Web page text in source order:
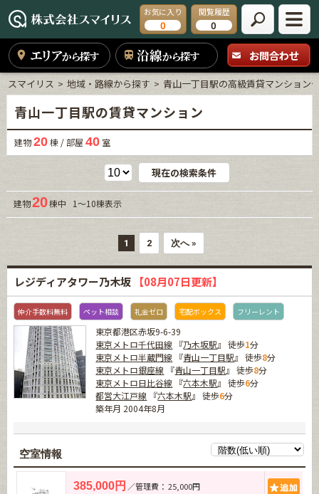
お気に入り
0
閲覧履歴
0
エリアから探す 沿線から探す お問合わせ
スマイリス 地域・路線から探す 青山一丁目駅の高級賃貸マンション
青山一丁目駅の賃貸マンション
建物20棟 / 部屋 40室
現在の検索条件
建物20棟中 1～10棟表示
1 2 次へ »
レジディアタワー乃木坂 【08月07日更新】
仲介手数料無料 ペット相談 礼金ゼロ 宅配ボックス フリーレント
東京都港区赤坂9-6-39
東京メトロ千代田線 『乃木坂駅』 徒歩1分
東京メトロ半蔵門線 『青山一丁目駅』 徒歩8分
東京メトロ銀座線 『青山一丁目駅』 徒歩8分
東京メトロ日比谷線 『六本木駅』 徒歩6分
都営大江戸線 『六本木駅』 徒歩6分
築年月 2004年8月
空室情報
385,000円 ／管理費： 25,000円